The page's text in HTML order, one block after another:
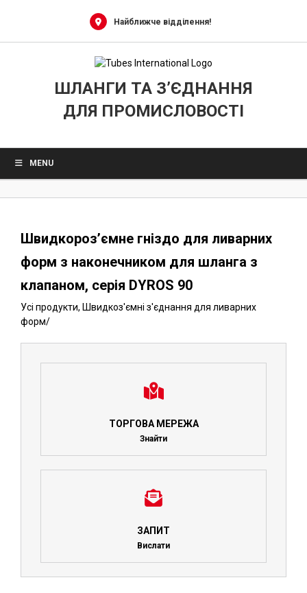
Найближче відділення!
ШЛАНГИ ТА З’ЄДНАННЯ
ДЛЯ ПРОМИСЛОВОСТІ
MENU
Швидкороз’ємне гніздо для ливарних
форм з наконечником для шланга з
клапаном, серія DYROS 90
Усі продукти, Швидкоз'ємні з'єднання для ливарних
форм/
ТОРГОВА МЕРЕЖА
Знайти
ЗАПИТ
Вислати